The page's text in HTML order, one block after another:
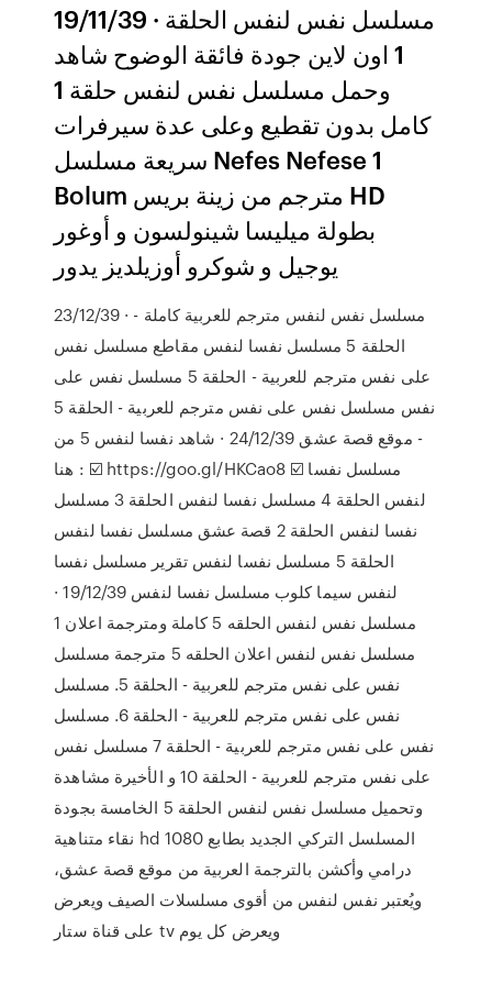
19/11/39 · مسلسل نفس لنفس الحلقة
1 اون لاين جودة فائقة الوضوح شاهد
وحمل مسلسل نفس لنفس حلقة 1
كامل بدون تقطيع وعلى عدة سيرفرات
سريعة مسلسل Nefes Nefese 1
Bolum مترجم من زينة بريس HD
بطولة ميليسا شينولسون و أوغور
يوجيل و شوكرو أوزيلديز يدور
23/12/39 · مسلسل نفس لنفس مترجم للعربية كاملة -
الحلقة 5 مسلسل نفسا لنفس مقاطع مسلسل نفس
على نفس مترجم للعربية - الحلقة 5 مسلسل نفس على
نفس مسلسل نفس على نفس مترجم للعربية - الحلقة 5
- موقع قصة عشق 24/12/39 · شاهد نفسا لنفس 5 من
هنا : ☑️ https://goo.gl/HKCao8 ☑️ مسلسل نفسا
لنفس الحلقة 4 مسلسل نفسا لنفس الحلقة 3 مسلسل
نفسا لنفس الحلقة 2 قصة عشق مسلسل نفسا لنفس
الحلقة 5 مسلسل نفسا لنفس تقرير مسلسل نفسا
لنفس سيما كلوب مسلسل نفسا لنفس 19/12/39 ·
مسلسل نفس لنفس الحلقه 5 كاملة ومترجمة اعلان 1
مسلسل نفس لنفس اعلان الحلقه 5 مترجمة مسلسل
نفس على نفس مترجم للعربية - الحلقة 5. مسلسل
نفس على نفس مترجم للعربية - الحلقة 6. مسلسل
نفس على نفس مترجم للعربية - الحلقة 7 مسلسل نفس
على نفس مترجم للعربية - الحلقة 10 و الأخيرة مشاهدة
وتحميل مسلسل نفس لنفس الحلقة 5 الخامسة بجودة
نقاء متناهية hd 1080 المسلسل التركي الجديد بطابع
درامي وأكشن بالترجمة العربية من موقع قصة عشق،
ويُعتبر نفس لنفس من أقوى مسلسلات الصيف ويعرض
على قناة ستار tv ويعرض كل يوم